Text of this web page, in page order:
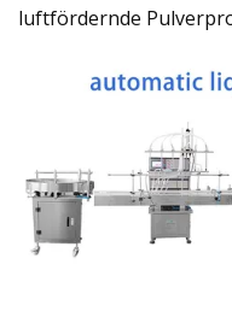
luftfördernde